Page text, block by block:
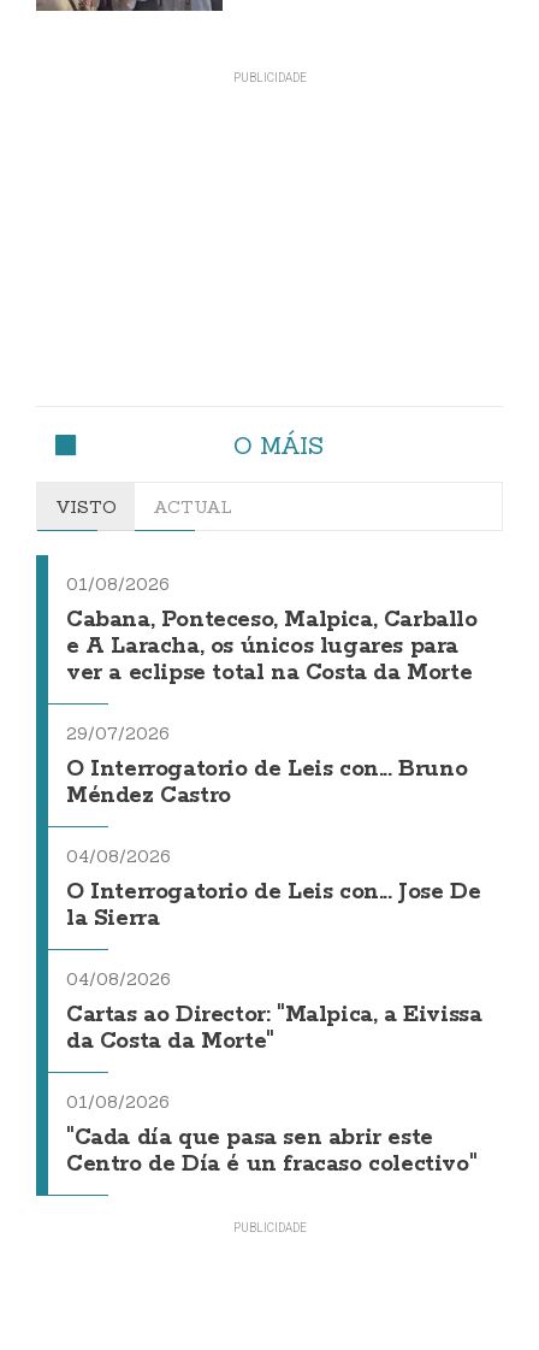
O MÁIS
VISTO ACTUAL
01/08/2026
Cabana, Ponteceso, Malpica, Carballo
e A Laracha, os únicos lugares para
ver a eclipse total na Costa da Morte
29/07/2026
O Interrogatorio de Leis con... Bruno
Méndez Castro
04/08/2026
O Interrogatorio de Leis con... Jose De
la Sierra
04/08/2026
Cartas ao Director: "Malpica, a Eivissa
da Costa da Morte"
01/08/2026
"Cada día que pasa sen abrir este
Centro de Día é un fracaso colectivo"